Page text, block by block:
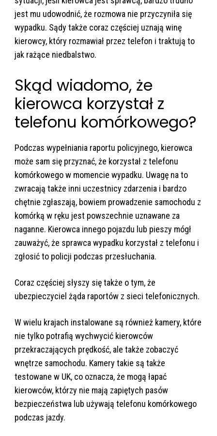
jest mu udowodnić, że rozmowa nie przyczyniła się
wypadku. Sądy także coraz częściej uznają winę
kierowcy, który rozmawiał przez telefon i traktują to
jak rażące niedbalstwo.
Skąd wiadomo, że
kierowca korzystał z
telefonu komórkowego?
Podczas wypełniania raportu policyjnego, kierowca
może sam się przyznać, że korzystał z telefonu
komórkowego w momencie wypadku. Uwagę na to
zwracają także inni uczestnicy zdarzenia i bardzo
chętnie zgłaszają, bowiem prowadzenie samochodu z
komórką w ręku jest powszechnie uznawane za
naganne. Kierowca innego pojazdu lub pieszy mógł
zauważyć, że sprawca wypadku korzystał z telefonu i
zgłosić to policji podczas przesłuchania.
Coraz częściej słyszy się także o tym, że
ubezpieczyciel żąda raportów z sieci telefonicznych.
W wielu krajach instalowane są również kamery, które
nie tylko potrafią wychwycić kierowców
przekraczających prędkość, ale także zobaczyć
wnętrze samochodu. Kamery takie są także
testowane w UK, co oznacza, że mogą łapać
kierowców, którzy nie mają zapiętych pasów
bezpieczeństwa lub używają telefonu komórkowego
podczas jazdy.